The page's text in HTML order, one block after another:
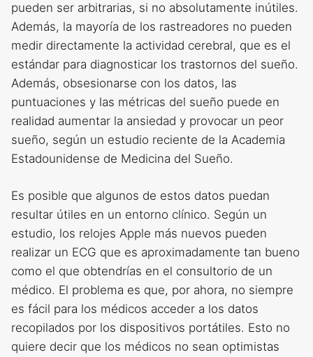
pueden ser arbitrarias, si no absolutamente inútiles.
Además, la mayoría de los rastreadores no pueden
medir directamente la actividad cerebral, que es el
estándar para diagnosticar los trastornos del sueño.
Además, obsesionarse con los datos, las
puntuaciones y las métricas del sueño puede en
realidad aumentar la ansiedad y provocar un peor
sueño, según un estudio reciente de la Academia
Estadounidense de Medicina del Sueño.
Es posible que algunos de estos datos puedan
resultar útiles en un entorno clínico. Según un
estudio, los relojes Apple más nuevos pueden
realizar un ECG que es aproximadamente tan bueno
como el que obtendrías en el consultorio de un
médico. El problema es que, por ahora, no siempre
es fácil para los médicos acceder a los datos
recopilados por los dispositivos portátiles. Esto no
quiere decir que los médicos no sean optimistas